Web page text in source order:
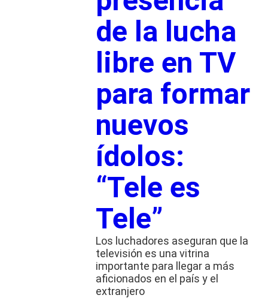
de la lucha
libre en TV
para formar
nuevos
ídolos:
“Tele es
Tele”
Los luchadores aseguran que la
televisión es una vitrina
importante para llegar a más
aficionados en el país y el
extranjero